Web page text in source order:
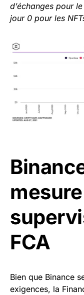
d’échanges pour
jour 0 pour les
FCA
Bien que Binance
exigences, la